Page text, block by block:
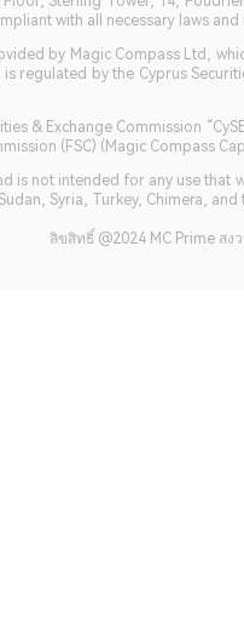
with all necessary laws
by Magic Compass Ltd,
regulated by the Cyprus
& Exchange Commission
(FSC) (Magic Compass
is not intended for any use
Syria, Turkey, Chimera, and
ลิขสิทธิ์ @2024 MC Prime สง